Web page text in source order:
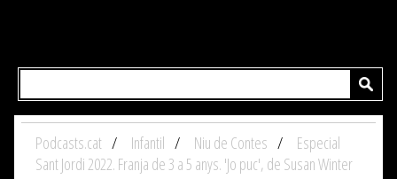
Podcasts.cat Infantil Niu de Contes
Especial
Sant Jordi 2022. Franja de 3 a 5 anys. 'Jo puc', de Susan Winter